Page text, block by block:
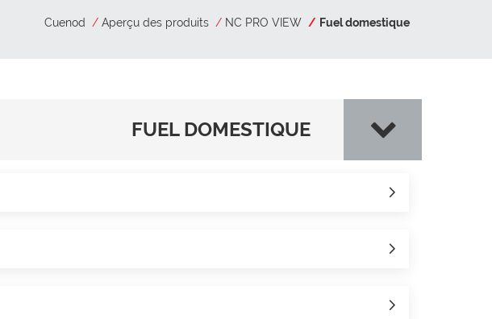
Cuenod Aperçu des produits NC PRO VIEW Fuel domestique
FUEL DOMESTIQUE